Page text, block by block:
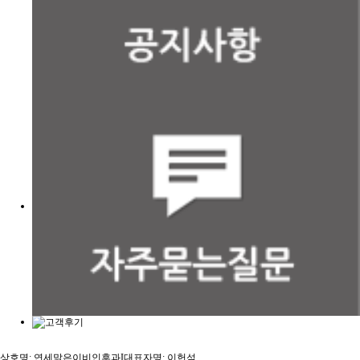
상호명: 연세맑은이비인후과I대표자명: 이헌석